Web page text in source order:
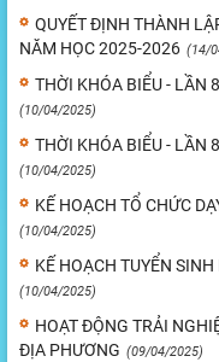
QUYẾT ĐỊNH THÀNH
NĂM HỌC 2025-2026 (14/
THỜI KHÓA BIỂU - LẦN
(10/04/2025)
THỜI KHÓA BIỂU - LẦN
(10/04/2025)
KẾ HOẠCH TỔ CHỨC
(10/04/2025)
KẾ HOẠCH TUYỂN
(10/04/2025)
HOẠT ĐỘNG TRẢI
ĐỊA PHƯƠNG (09/04/2025)